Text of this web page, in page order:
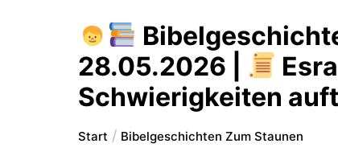
28.05.2026 |
Esra
Schwierigkeiten
Start Bibelgeschichten Zum Staunen